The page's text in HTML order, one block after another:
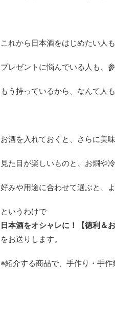
これから日本酒をはじめたい人も
プレゼントに悩んでいる人も、
もう持っているから、なんて人
お酒を入れておくと、さらに美
見た目が楽しいものと、お燗や
好みや用途に合わせて選ぶと、
というわけで
日本酒をオシャレに！【徳利＆
をお送りします。
※紹介する商品で、手作り・手作